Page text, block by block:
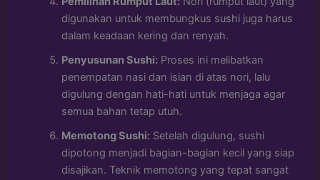
digunakan untuk membungkus sushi juga harus
dalam keadaan kering dan renyah.
Penyusunan Sushi: Proses ini melibatkan
penempatan nasi dan isian di atas nori, lalu
digulung dengan hati-hati untuk menjaga agar
semua bahan tetap utuh.
Memotong Sushi: Setelah digulung, sushi
dipotong menjadi bagian-bagian kecil yang siap
disajikan. Teknik memotong yang tepat sangat